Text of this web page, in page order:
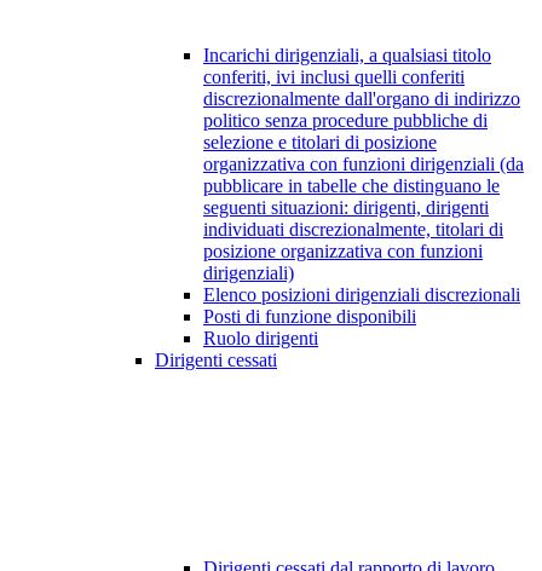
Incarichi dirigenziali, a qualsiasi titolo
conferiti, ivi inclusi quelli conferiti
discrezionalmente dall'organo di indirizzo
politico senza procedure pubbliche di
selezione e titolari di posizione
organizzativa con funzioni dirigenziali (da
pubblicare in tabelle che distinguano le
seguenti situazioni: dirigenti, dirigenti
individuati discrezionalmente, titolari di
posizione organizzativa con funzioni
dirigenziali)
Elenco posizioni dirigenziali discrezionali
Posti di funzione disponibili
Ruolo dirigenti
Dirigenti cessati